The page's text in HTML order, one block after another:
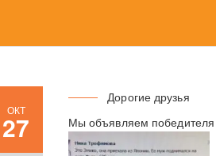
ОКТ
27
Дорогие друзья
Мы объявляем